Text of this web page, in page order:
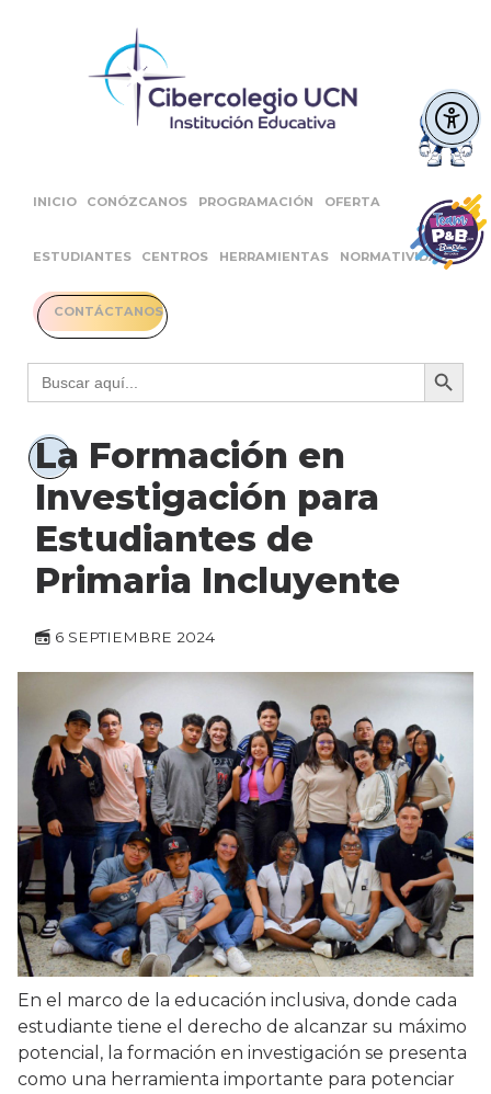
INICIO CONÓZCANOS PROGRAMACIÓN OFERTA
ESTUDIANTES CENTROS HERRAMIENTAS NORMATIVIDAD
CONTÁCTANOS
Buscar: Botón
La Formación en
Investigación para
Estudiantes de
Primaria Incluyente
6 SEPTIEMBRE 2024
En el marco de la educación inclusiva, donde cada
estudiante tiene el derecho de alcanzar su máximo
potencial, la formación en investigación se presenta
como una herramienta importante para potenciar